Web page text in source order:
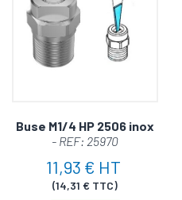
Buse M1/4 HP 2506 inox
- REF: 25970
11,93 € HT
(14,31 € TTC)